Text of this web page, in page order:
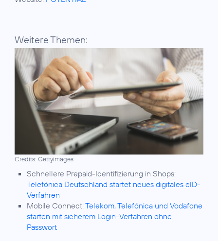
Weitere Themen:
Credits: Gettyimages
Telefónica Deutschland startet neues digitales eID-
Verfahren
Mobile Connect:Telekom, Telefónica und Vodafone
starten mit sicherem Login-Verfahren ohne
Passwort